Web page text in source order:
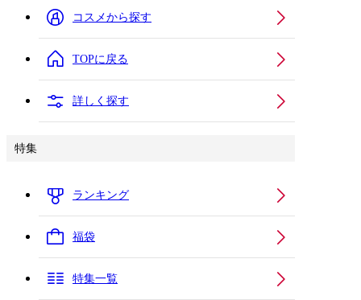
コスメから探す
TOPに戻る
詳しく探す
特集
ランキング
福袋
特集一覧